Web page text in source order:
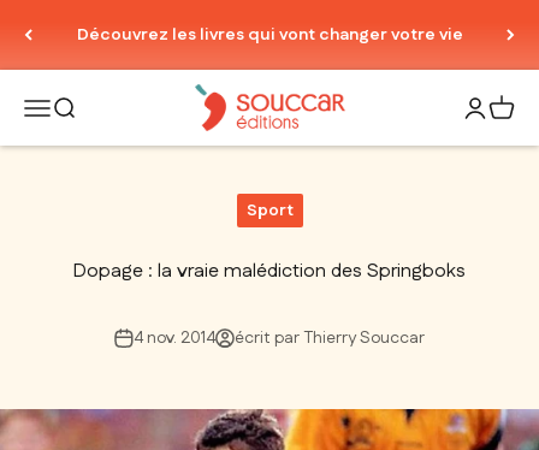
Découvrez les livres qui vont changer votre vie
Ouvrir la navigation
Ouvrir la rechercheThierry Souccar Editions Ouvrir
Voir
Sport
Dopage : la vraie malédiction des Springboks
4 nov. 2014 écrit par Thierry Souccar